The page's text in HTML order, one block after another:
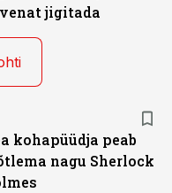
jigitada
kohapüüdja peab
nagu Sherlock